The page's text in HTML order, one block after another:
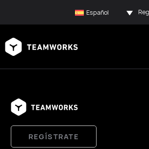
Español
REGÍSTRATE